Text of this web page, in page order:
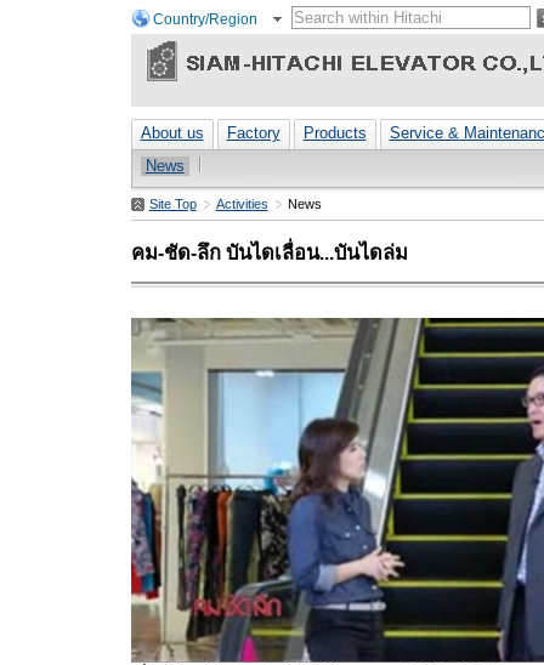
Country/Region
About us Factory Products
Service &
News
Site Top Activities News
คม-ชัด-ลึก บันไดเลื่อน...บันไดล่ม